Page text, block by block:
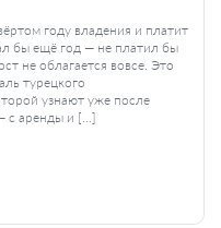
году владения и платит
бы ещё год — не платил бы
не облагается вовсе. Это
турецкого
узнают уже после
с аренды и […]